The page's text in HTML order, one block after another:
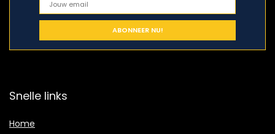
Snelle links
Home